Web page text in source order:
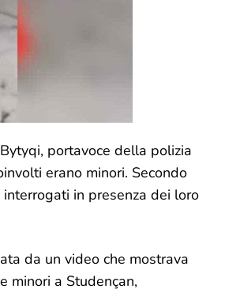
portavoce della polizia
erano minori. Secondo
in presenza dei loro
da un video che mostrava
minori a Studençan,